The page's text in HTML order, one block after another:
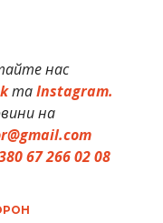
нас
таInstagram.
на
67 266 02 08